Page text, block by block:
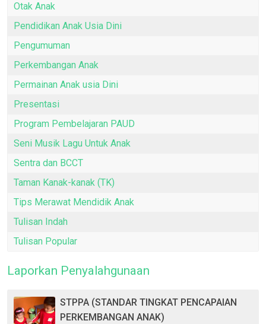
Otak Anak
Pendidikan Anak Usia Dini
Pengumuman
Perkembangan Anak
Permainan Anak usia Dini
Presentasi
Program Pembelajaran PAUD
Seni Musik Lagu Untuk Anak
Sentra dan BCCT
Taman Kanak-kanak (TK)
Tips Merawat Mendidik Anak
Tulisan Indah
Tulisan Popular
Laporkan Penyalahgunaan
STPPA (STANDAR TINGKAT PENCAPAIAN
PERKEMBANGAN ANAK)